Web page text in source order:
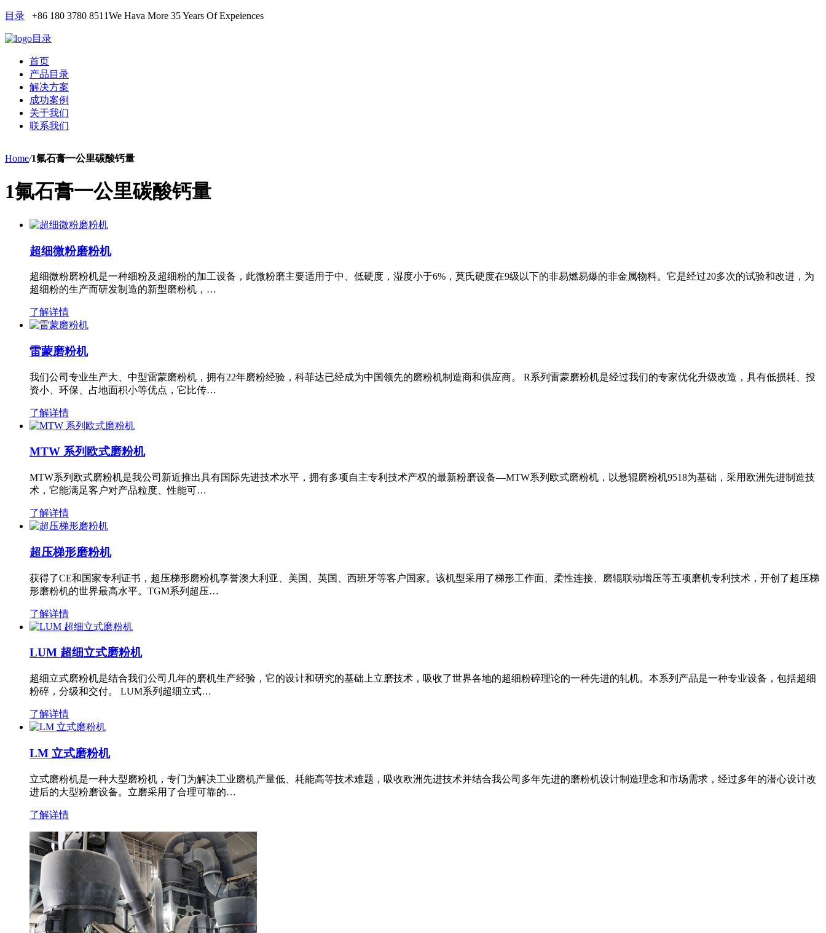
目录 +86 180 3780 8511We Hava More 35 Years Of Expeiences
目录
首页
产品目录
解决方案
成功案例
关于我们
联系我们
Home/1氟石膏一公里碳酸钙量
1氟石膏一公里碳酸钙量
超细微粉磨粉机
超细微粉磨粉机是一种细粉及超细粉的加工设备，此微粉磨主要适用于中、低硬度，湿度小于6%，莫氏硬度在9级以下的非易燃易爆的非金属物料。它是经过20多次的试验和改进，为
超细粉的生产而研发制造的新型磨粉机，…
了解详情
雷蒙磨粉机
我们公司专业生产大、中型雷蒙磨粉机，拥有22年磨粉经验，科菲达已经成为中国领先的磨粉机制造商和供应商。 R系列雷蒙磨粉机是经过我们的专家优化升级改造，具有低损耗、投
资小、环保、占地面积小等优点，它比传…
了解详情
MTW 系列欧式磨粉机
MTW系列欧式磨粉机是我公司新近推出具有国际先进技术水平，拥有多项自主专利技术产权的最新粉磨设备—MTW系列欧式磨粉机，以悬辊磨粉机9518为基础，采用欧洲先进制造技
术，它能满足客户对产品粒度、性能可…
了解详情
超压梯形磨粉机
获得了CE和国家专利证书，超压梯形磨粉机享誉澳大利亚、美国、英国、西班牙等客户国家。该机型采用了梯形工作面、柔性连接、磨辊联动增压等五项磨机专利技术，开创了超压梯
形磨粉机的世界最高水平。TGM系列超压…
了解详情
LUM 超细立式磨粉机
超细立式磨粉机是结合我们公司几年的磨机生产经验，它的设计和研究的基础上立磨技术，吸收了世界各地的超细粉碎理论的一种先进的轧机。本系列产品是一种专业设备，包括超细
粉碎，分级和交付。 LUM系列超细立式…
了解详情
LM 立式磨粉机
立式磨粉机是一种大型磨粉机，专门为解决工业磨机产量低、耗能高等技术难题，吸收欧洲先进技术并结合我公司多年先进的磨粉机设计制造理念和市场需求，经过多年的潜心设计改
进后的大型粉磨设备。立磨采用了合理可靠的…
了解详情